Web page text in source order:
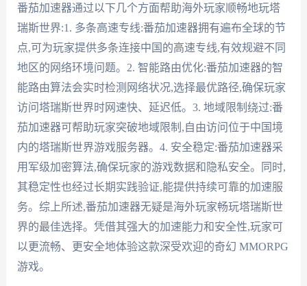
番茄加速器通过以下几个方面帮助海外玩家顺畅地玩塔
瑞斯世界:1. 多条高速专线:番茄加速器拥有遍布全球的节
点,可为玩家提供多条连接中国的高速专线,有效规避不同
地区的网络环境问题。2. 智能路由优化:番茄加速器的智
能路由算法会实时检测网络状况,选择最优路径,确保玩家
访问塔瑞斯世界时网速快、延迟低。3. 地域限制绕过:番
茄加速器可帮助玩家突破地域限制,自由访问位于中国境
内的塔瑞斯世界游戏服务器。4. 安全稳定:番茄加速器采
用军级加密算法,确保玩家的游戏数据和隐私安全。同时,
其稳定性也经过长期实践验证,能提供持续可靠的加速服
务。综上所述,番茄加速器无疑是海外玩家畅玩塔瑞斯世
界的最佳选择。凭借其强大的加速能力和安全性,玩家可
以更流畅、更安全地体验这款深受欢迎的奇幻 MMORPG
游戏。